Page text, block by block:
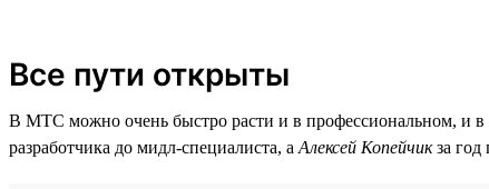
Все пути открыты
В МТС можно очень быстро расти и в профессиональном, и в
разработчика до мидл-специалиста, а Алексей Копейчикза год